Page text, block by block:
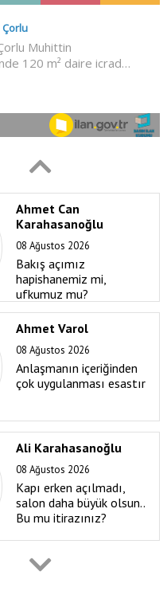
Terörsüz bölge vizyonu
08 Ağustos 2026
Güldüreyim derken
Ahmet Can
Karahasanoğlu
08 Ağustos 2026
Bakış açımız
hapishanemiz mi,
ufkumuz mu?
Ahmet Varol
08 Ağustos 2026
Anlaşmanın içeriğinden
çok uygulanması esastır
Ali Karahasanoğlu
08 Ağustos 2026
Kapı erken açılmadı,
salon daha büyük olsun..
Bu mu itirazınız?
Ali Sandıkçıoğlu